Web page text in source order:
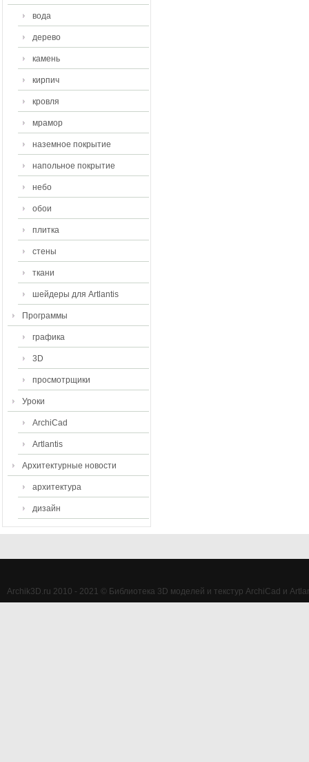
вода
дерево
камень
кирпич
кровля
мрамор
наземное покрытие
напольное покрытие
небо
обои
плитка
стены
ткани
шейдеры для Artlantis
Программы
графика
3D
просмотрщики
Уроки
ArchiCad
Artlantis
Архитектурные новости
архитектура
дизайн
Archik3D.ru 2010 - 2021 © Библиотека 3D моделей и текстур ArchiCad и